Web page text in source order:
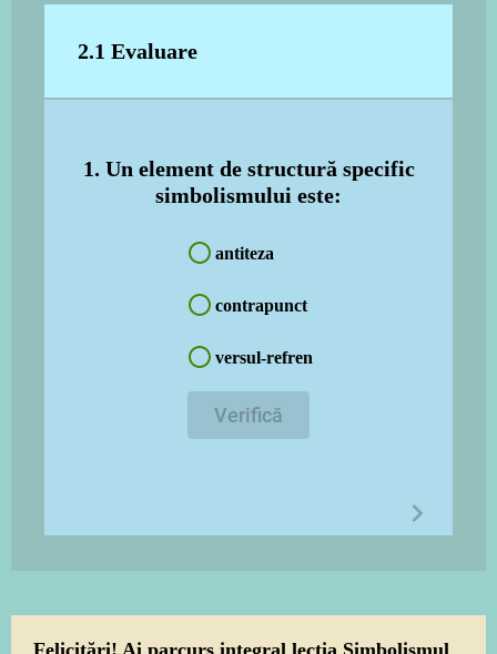
2.1 Evaluare
1. Un element de structură specific
simbolismului este:
antiteza
contrapunct
versul-refren
Verifică
Felicitări! Ai parcurs integral lecția Simbolismul